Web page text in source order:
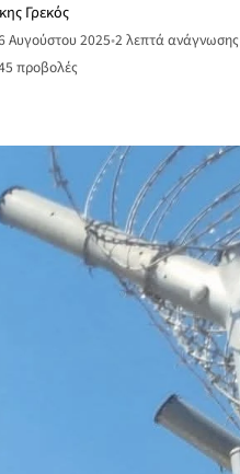
Γρεκός
Αυγούστου 2025•2 λεπτά ανάγνωσης
προβολές